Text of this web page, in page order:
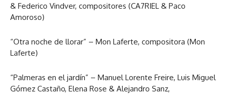
& Federico Vindver, compositores (CA7RIEL & Paco
Amoroso)
“Otra noche de llorar” – Mon Laferte, compositora (Mon
Laferte)
“Palmeras en el jardín” – Manuel Lorente Freire, Luis Miguel
Gómez Castaño, Elena Rose & Alejandro Sanz,